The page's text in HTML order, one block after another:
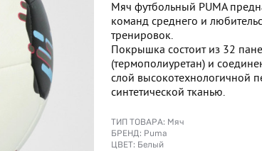
Мяч футбольный PUMA
команд среднего и
тренировок.
Покрышка состоит из 32
(термополиуретан) и
слой высокотехнологичной
синтетической тканью.
ТИП ТОВАРА: Мяч
БРЕНД: Puma
ЦВЕТ: Белый